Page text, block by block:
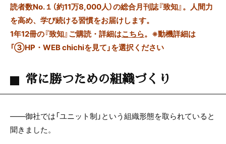
読者数No.１（約11万8,000人）の総合月刊誌『致知』。人間力
を高め、学び続ける習慣をお届けします。
1年12冊の『致知』ご購読・詳細はこちら。 ※動機詳細は
「③HP・WEB chichiを見て」を選択ください
常に勝つための組織づくり
――御社では「ユニット制」という組織形態を取られていると
聞きました。